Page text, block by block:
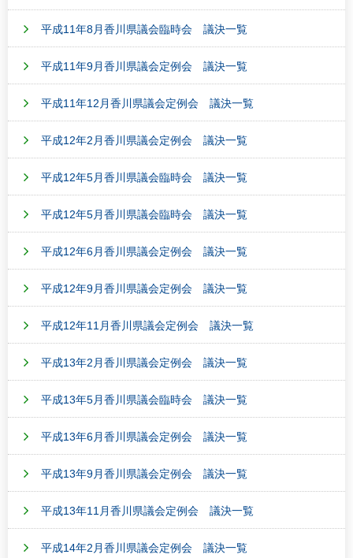
平成11年8月香川県議会臨時会 議決一覧
平成11年9月香川県議会定例会 議決一覧
平成11年12月香川県議会定例会 議決一覧
平成12年2月香川県議会定例会 議決一覧
平成12年5月香川県議会臨時会 議決一覧
平成12年5月香川県議会臨時会 議決一覧
平成12年6月香川県議会定例会 議決一覧
平成12年9月香川県議会定例会 議決一覧
平成12年11月香川県議会定例会 議決一覧
平成13年2月香川県議会定例会 議決一覧
平成13年5月香川県議会臨時会 議決一覧
平成13年6月香川県議会定例会 議決一覧
平成13年9月香川県議会定例会 議決一覧
平成13年11月香川県議会定例会 議決一覧
平成14年2月香川県議会定例会 議決一覧